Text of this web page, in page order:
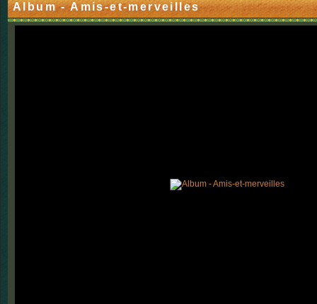
Album - Amis-et-merveilles